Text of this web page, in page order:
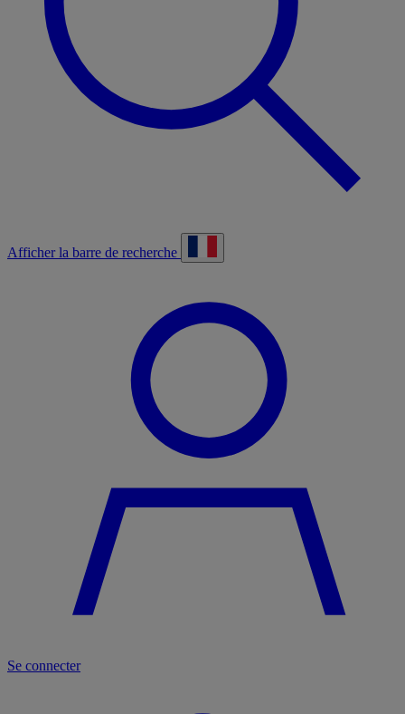
Afficher la barre de recherche
Se connecter